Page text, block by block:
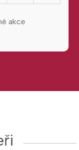
akce